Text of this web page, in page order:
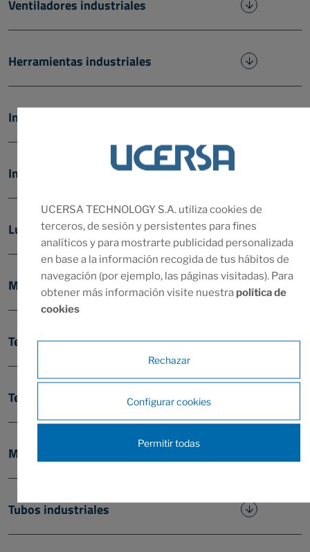
Ventiladores industriales
Herramientas industriales
Ingeniería
Instrumentos de laboratorio
Lubricantes
Motores Nidec Valeo
Tecnología de medición y registro
Termoplástico FM PARTEC
Motorreductores Rossi
Tubos industriales
UCERSA TECHNOLOGY S.A. utiliza cookies de
terceros, de sesión y persistentes para fines
analíticos y para mostrarte publicidad personalizada
en base a la información recogida de tus hábitos de
navegación (por ejemplo, las páginas visitadas). Para
obtener más información visite nuestra política de
cookies
Rechazar
Configurar cookies
Permitir todas